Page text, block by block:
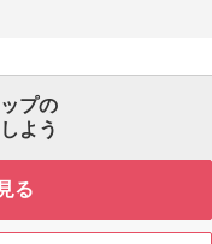
プの
よう
る